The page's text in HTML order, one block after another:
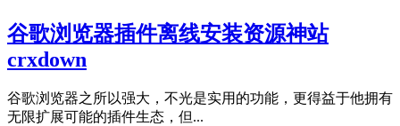
谷歌浏览器插件离线安装资源神站
crxdown
谷歌浏览器之所以强大，不光是实用的功能，更得益于他拥有
无限扩展可能的插件生态，但...